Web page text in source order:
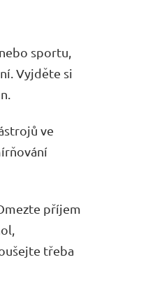
sportu,
Vyjděte si
ve
příjem
třeba